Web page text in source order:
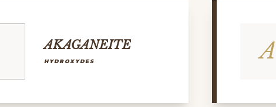
AKAGANEITE
HYDROXYDES A